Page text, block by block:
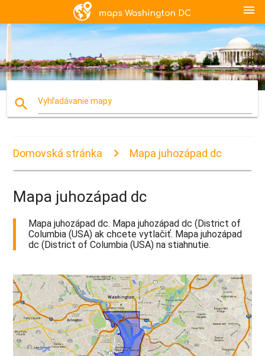
menu
search Vyhľadávanie mapy
Domovská stránka Mapa juhozápad dc
Mapa juhozápad dc
Mapa juhozápad dc. Mapa juhozápad dc (District of
Columbia (USA) ak chcete vytlačiť. Mapa juhozápad
dc (District of Columbia (USA) na stiahnutie.